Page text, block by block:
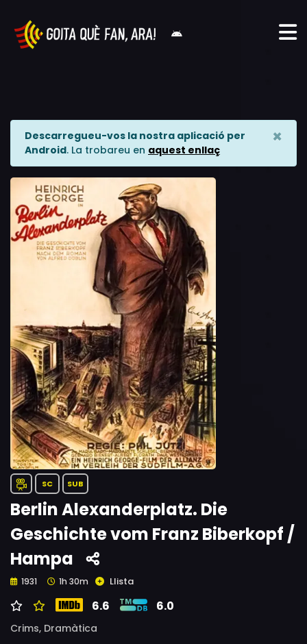
Descarregueu-vos la nostra aplicació per
Android. La trobareu en aquest enllaç
×
SC SUB
Berlin Alexanderplatz. Die
Geschichte vom Franz Biberkopf /
Hampa
1931 1h 30m Llista
6.6 6.0
Crims, Dramàtica